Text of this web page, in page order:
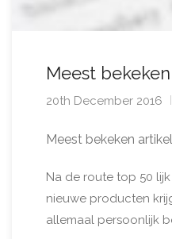
Meest
20th December 2016
Meest bekeken
Na de route top 50
nieuwe producten
allemaal persoonlijk